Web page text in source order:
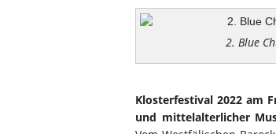
2. Blue
Klosterfestival 2022 am
und mittelalterlicher